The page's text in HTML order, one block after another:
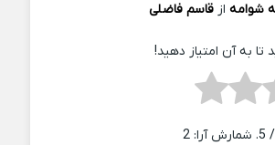
شوامه ازقاسم فاضلی
به آن امتیاز دهید!
/ 5. شمارش آرا: 2